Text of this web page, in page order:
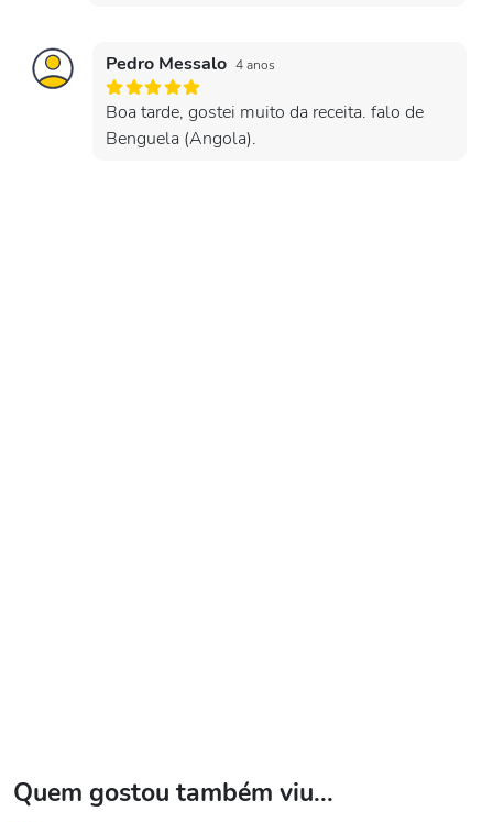
Pedro Messalo 4 anos
Boa tarde, gostei muito da receita. falo de
Benguela (Angola).
Quem gostou também viu...